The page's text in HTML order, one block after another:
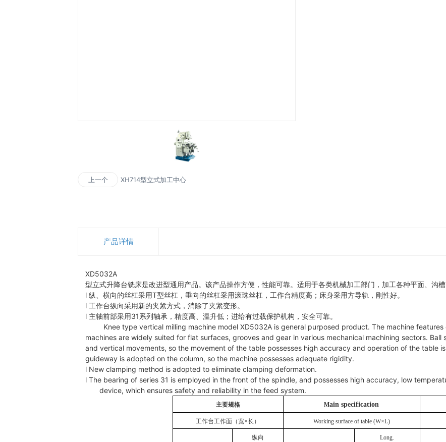
上一个 XH714型立式加工中心
产品详情
XD5032A
型立式升降台铣床是改进型通用产品。该产品操作方便，性能可靠。适用于各类机械加工部门，加工各种平面、沟槽
l 纵、横向的丝杠采用T型丝杠，垂向的丝杠采用滚珠丝杠，工作台精度高；床身采用方导轨，刚性好。
l 工作台纵向采用新的夹紧方式，消除了夹紧变形。
l 主轴前部采用31系列轴承，精度高、温升低；进给有过载保护机构，安全可靠。
Knee type vertical milling machine model XD5032A is general purposed product. The machine
machines are widely suited for flat surfaces, grooves and gear in various mechanical machining sectors.
and vertical movements, so the movement of the table possesses high accuracy and operation of the table
guideway is adopted on the column, so the machine possesses adequate rigidity.
l New clamping method is adopted to eliminate clamping deformation.
l The bearing of series 31 is employed in the front of the spindle, and possesses high accuracy, low
device, which ensures safety and reliability in the feed system.
主要规格 Main specification
工作台工作面（宽×长） Working surface of table (W×L)
纵向
Long.